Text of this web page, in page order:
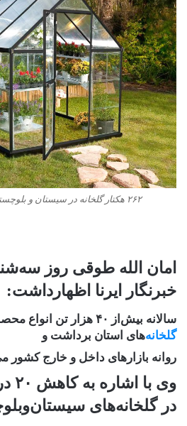
۲۶۲ هکتار گلخانه در سیستان ‌و بلوچستان راه‌اندازی شده است
امان الله طوقی روز
خبرنگار ایرنا اظهارداشت:
سالانه بیش‌از ۴۰ هزار تن انواع محصولات کشاورزی از سطح
گلخانه‌های استان برداشت و
روانه بازارهای داخل و خارج کشور
وی با اشاره به کاهش‌ ٢٠ درصدی کشت
در گلخانه‌های